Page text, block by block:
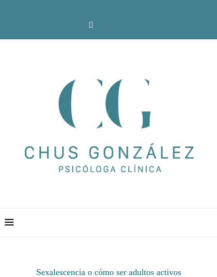
Sexalescencia o cómo ser adultos activos